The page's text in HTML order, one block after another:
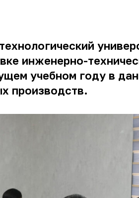
инженерно-
учебном году в
производств.